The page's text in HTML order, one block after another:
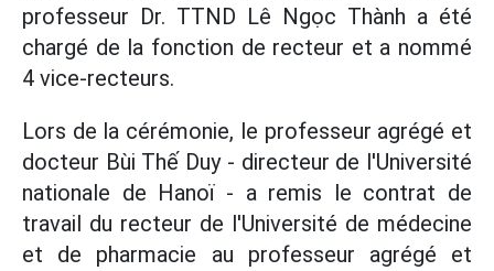
professeur Dr. TTND Lê Ngọc Thành a été
chargé de la fonction de recteur et a nommé
4 vice-recteurs.
Lors de la cérémonie, le professeur agrégé et
docteur Bùi Thế Duy - directeur de l'Université
nationale de Hanoï - a remis le contrat de
travail du recteur de l'Université de médecine
et de pharmacie au professeur agrégé et